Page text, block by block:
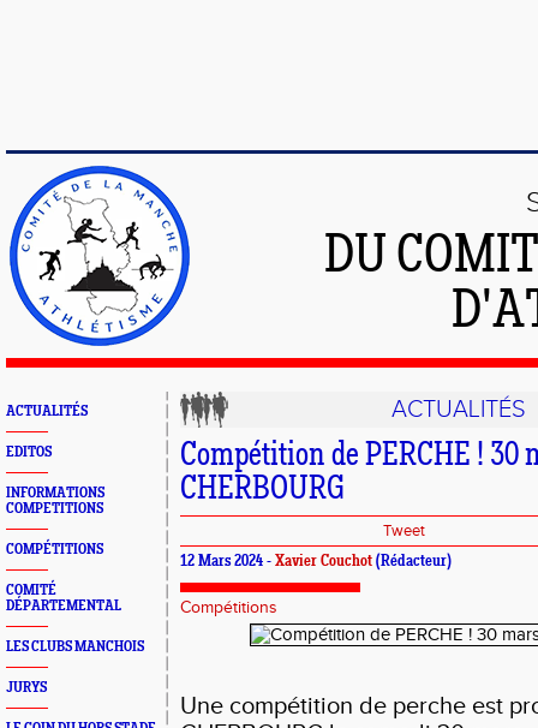
DU
ACTUALITÉS
EDITOS
INFORMATIONS
COMPETITIONS
COMPÉTITIONS
COMITÉ
DÉPARTEMENTAL
LES CLUBS MANCHOIS
JURYS
ACTUALITÉS
Compétition de PERCHE ! 30
CHERBOURG
Tweet
12 Mars 2024 - Xavier Couchot (Rédacteur)
Compétitions
Une compétition de perche est